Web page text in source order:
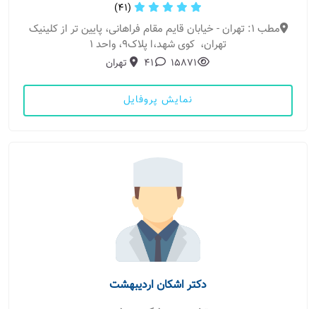
(41)
مطب 1: تهران - خیابان قایم مقام فراهانی، پایین تر از کلینیک
تهران، کوی شهد،ا پلاک9، واحد 1
15871
41 تهران
نمایش پروفایل
دکتر اشکان اردیبهشت